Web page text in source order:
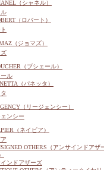
ル
ンシー
ンドアザーズ